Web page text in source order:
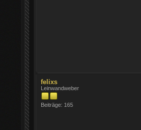
felixs
Leinwandweber
Beiträge: 165